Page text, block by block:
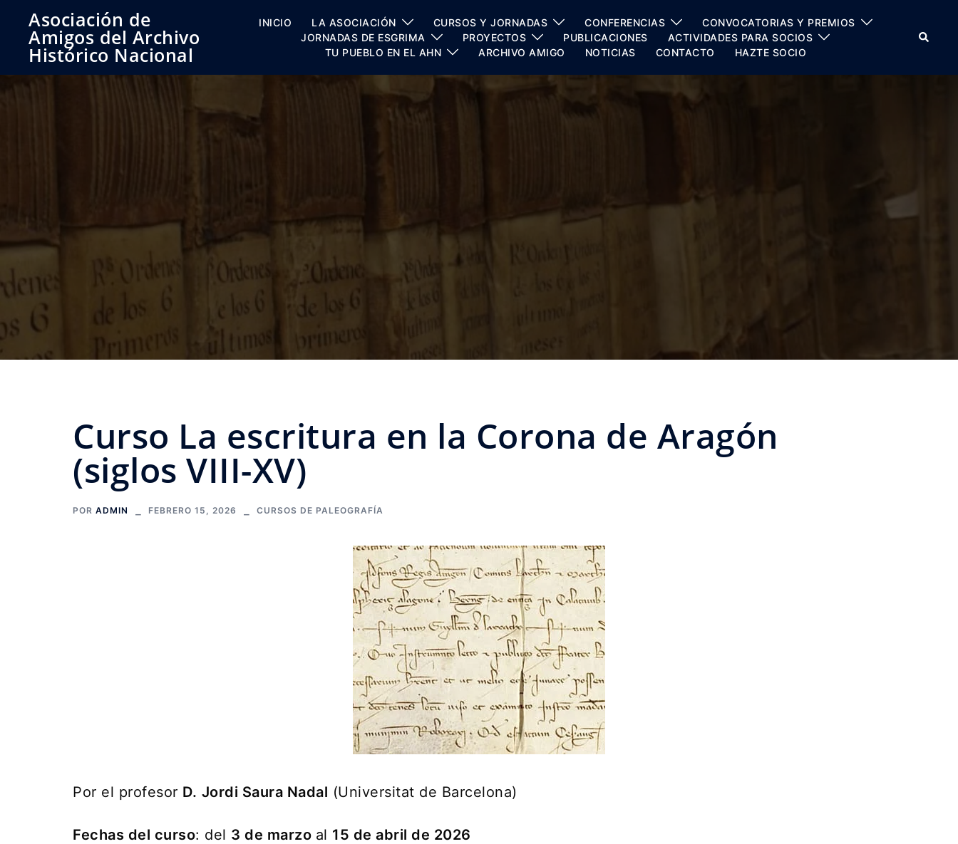
contenido
Asociación de
Amigos del Archivo
Histórico Nacional
INICIO LA ASOCIACIÓN CURSOS Y JORNADAS CONFERENCIAS
CONVOCATORIAS Y PREMIOS
JORNADAS DE ESGRIMA
PROYECTOS PUBLICACIONES
ACTIVIDADES PARA SOCIOS
TU PUEBLO EN EL AHN
ARCHIVO AMIGO NOTICIAS CONTACTO HAZTE SOCIO
Buscar
Curso La escritura en la Corona de Aragón
(siglos VIII-XV)
POR ADMIN FEBRERO 15, 2026 CURSOS DE PALEOGRAFÍA
Por el profesor D. Jordi Saura Nadal (Universitat de Barcelona)
Fechas del curso: del 3 de marzo al 15 de abril de 2026